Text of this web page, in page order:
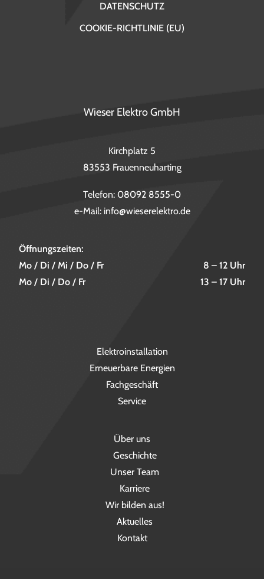
DATENSCHUTZ
COOKIE-RICHTLINIE (EU)
Wieser Elektro GmbH
Kirchplatz 5
83553 Frauenneuharting
Telefon: 08092 8555-0
e-Mail: info@wieserelektro.de
Öffnungszeiten:
Mo / Di / Mi / Do / Fr
8 – 12 Uhr
Mo / Di / Do / Fr
13 – 17 Uhr
Elektroinstallation
Erneuerbare Energien
Fachgeschäft
Service
Über uns
Geschichte
Unser Team
Karriere
Wir bilden aus!
Aktuelles
Kontakt